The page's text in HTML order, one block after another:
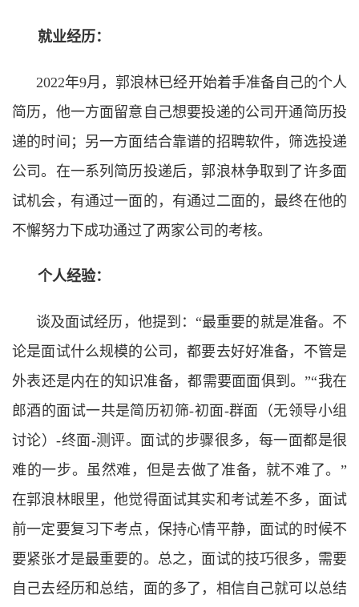
就业经历：
2022年9月，郭浪林已经开始着手准备自己的个人
简历，他一方面留意自己想要投递的公司开通简历投
递的时间；另一方面结合靠谱的招聘软件，筛选投递
公司。在一系列简历投递后，郭浪林争取到了许多面
试机会，有通过一面的，有通过二面的，最终在他的
不懈努力下成功通过了两家公司的考核。
个人经验：
谈及面试经历，他提到：“最重要的就是准备。不
论是面试什么规模的公司，都要去好好准备，不管是
外表还是内在的知识准备，都需要面面俱到。”“我在
郎酒的面试一共是简历初筛-初面-群面（无领导小组
讨论）-终面-测评。面试的步骤很多，每一面都是很
难的一步。虽然难，但是去做了准备，就不难了。”
在郭浪林眼里，他觉得面试其实和考试差不多，面试
前一定要复习下考点，保持心情平静，面试的时候不
要紧张才是最重要的。总之，面试的技巧很多，需要
自己去经历和总结，面的多了，相信自己就可以总结